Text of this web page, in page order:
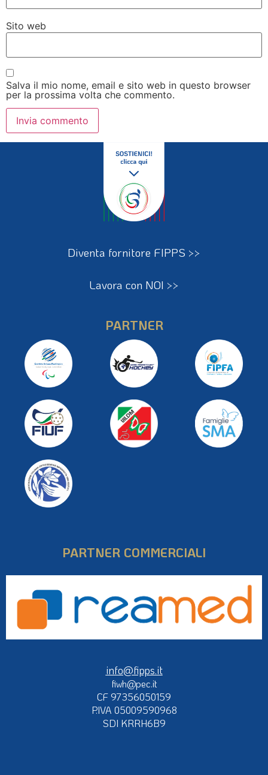
Sito web
Salva il mio nome, email e sito web in questo browser
per la prossima volta che commento.
Diventa fornitore FIPPS >>
Lavora con NOI >>
PARTNER
PARTNER COMMERCIALI
info@fipps.it
fiwh@pec.it
CF 97356050159
P.IVA 05009590968
SDI KRRH6B9